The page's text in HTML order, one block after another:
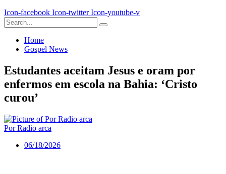
Icon-facebook Icon-twitter Icon-youtube-v
Home
Gospel News
Estudantes aceitam Jesus e oram por
enfermos em escola na Bahia: ‘Cristo
curou’
Por Radio arca
06/18/2026